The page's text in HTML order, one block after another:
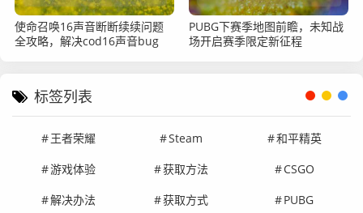
使命召唤16声音断断续续问题
全攻略，解决cod16声音bug
PUBG下赛季地图前瞻，未知战
场开启赛季限定新征程
标签列表
王者荣耀 Steam
和平精英
游戏体验
获取方法
CSGO
解决办法
获取方式 PUBG